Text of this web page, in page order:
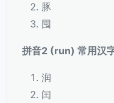
豚
囤
拼音2 (run) 常用汉
润
闰